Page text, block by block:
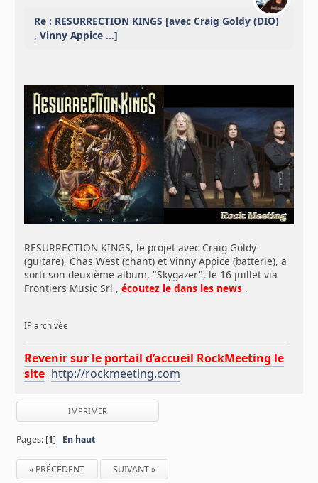
Re : RESURRECTION KINGS [avec Craig Goldy (DIO)
, Vinny Appice ...]
RESURRECTION KINGS, le projet avec Craig Goldy
(guitare), Chas West (chant) et Vinny Appice (batterie), a
sorti son deuxième album, "Skygazer", le 16 juillet via
Frontiers Music Srl ,écoutez le dans les news .
IP archivée
Revenir sur le portail d’accueil RockMeeting le
site : http://rockmeeting.com
IMPRIMER
Pages: [1] En haut
« PRÉCÉDENT SUIVANT »